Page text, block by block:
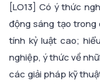
[LO13] Có ý thức
động sáng tạo
tính kỷ luật cao;
nghiệp, ý thức về
các giải pháp kỹ